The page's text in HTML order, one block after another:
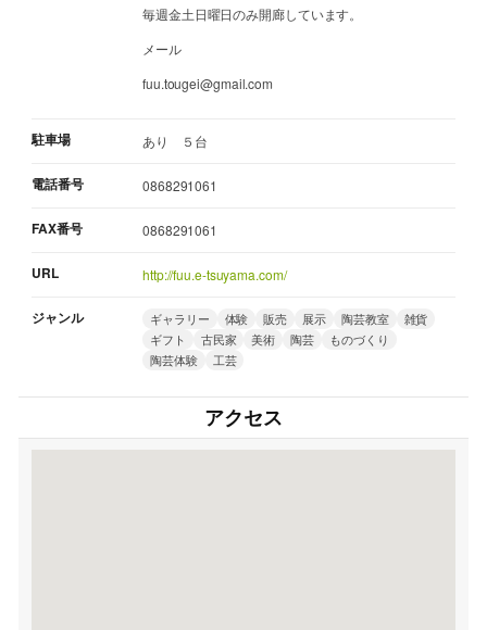
毎週金土日曜日のみ開廊しています。
メール
fuu.tougei@gmail.com
駐車場 あり ５台
電話番号 0868291061
FAX番号 0868291061
URL http://fuu.e-tsuyama.com/
ジャンル ギャラリー 体験 販売 展示 陶芸教室
雑貨
ギフト
古民家 美術 陶芸
ものづくり
陶芸体験
工芸
アクセス